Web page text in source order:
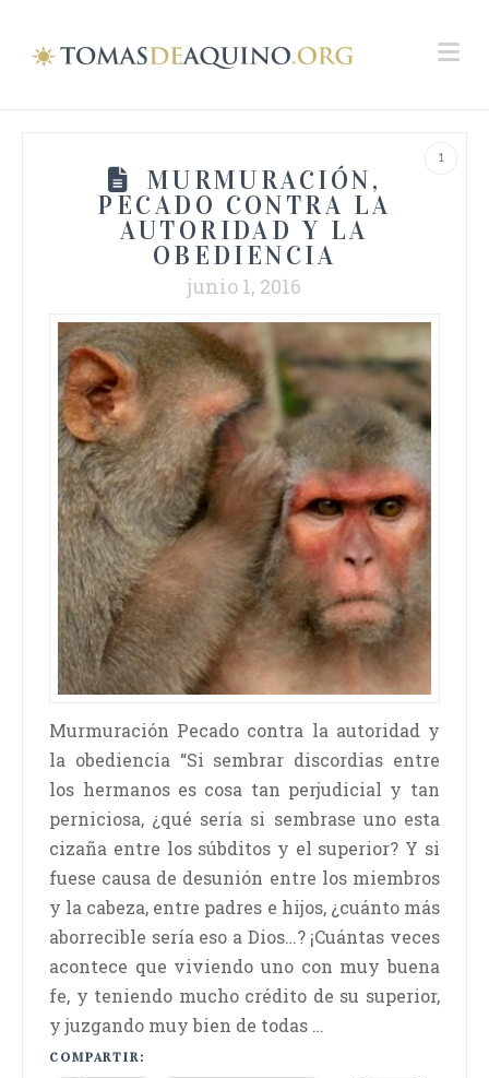
1
MURMURACIÓN,
PECADO CONTRA LA
AUTORIDAD Y LA
OBEDIENCIA
junio 1, 2016
Murmuración Pecado contra la autoridad y
la obediencia “Si sembrar discordias entre
los hermanos es cosa tan perjudicial y tan
perniciosa, ¿qué sería si sembrase uno esta
cizaña entre los súbditos y el superior? Y si
fuese causa de desunión entre los miembros
y la cabeza, entre padres e hijos, ¿cuánto más
aborrecible sería eso a Dios…? ¡Cuántas veces
acontece que viviendo uno con muy buena
fe, y teniendo mucho crédito de su superior,
y juzgando muy bien de todas …
COMPARTIR: